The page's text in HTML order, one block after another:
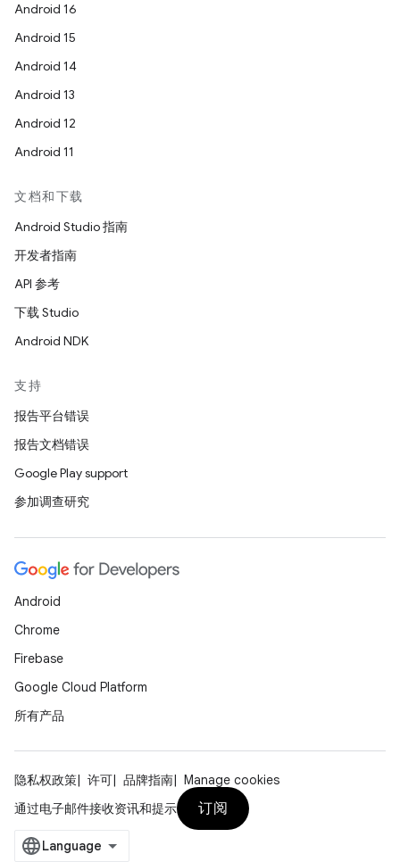
Android 16
Android 15
Android 14
Android 13
Android 12
Android 11
文档和下载
Android Studio 指南
开发者指南
API 参考
下载 Studio
Android NDK
支持
报告平台错误
报告文档错误
Google Play support
参加调查研究
Android
Chrome
Firebase
Google Cloud Platform
所有产品
隐私权政策 许可 品牌指南
Manage cookies
通过电子邮件接收资讯和提示
订阅